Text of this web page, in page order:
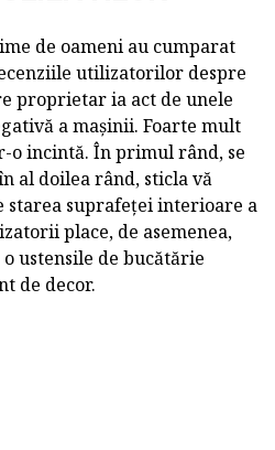
de oameni au cumparat
utilizatorilor despre
proprietar ia act de unele
a mașinii. Foarte mult
o incintă. În primul rând, se
al doilea rând, sticla vă
starea suprafeței interioare a
place, de asemenea,
ustensile de bucătărie
de decor.